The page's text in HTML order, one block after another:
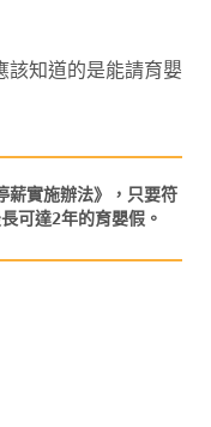
該知道的是能請育嬰
薪實施辦法》，只要符